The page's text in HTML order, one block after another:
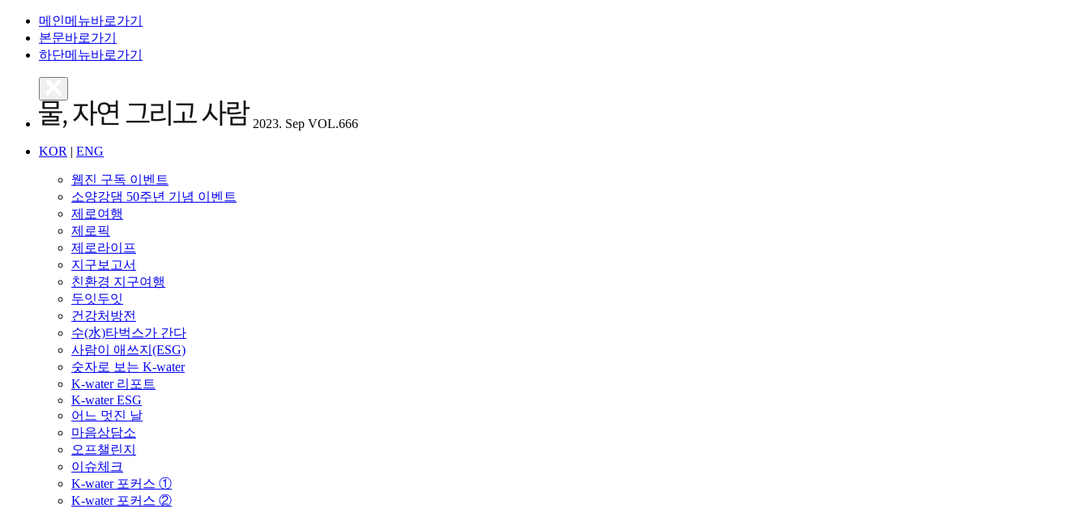
메인메뉴바로가기
본문바로가기
하단메뉴바로가기
2023. Sep VOL.666
KOR | ENG
웹진 구독 이벤트
소양강댐 50주년 기념 이벤트
제로여행
제로픽
제로라이프
지구보고서
친환경 지구여행
두잇두잇
건강처방전
수(水)타벅스가 간다
사람이 애쓰지(ESG)
숫자로 보는 K-water
K-water 리포트
K-water ESG
어느 멋진 날
마음상담소
오프챌린지
이슈체크
K-water 포커스 ①
K-water 포커스 ②